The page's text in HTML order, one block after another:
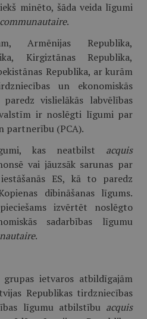
minēto, šāda veida līgumi
.
Armēnijas Republika,
Kirgiztānas Republika,
Republika, ar kurām
un ekonomiskās
vislielākās labvēlības
ir noslēgti līgumi par
partnerību (PCA).
kas neatbilst acquis
vai jāuzsāk sarunas par
ES, kā to paredz
dibināšanas līgums.
izvērtēt noslēgto
sadarbības līgumu
.
ietvaros atbildīgajām
Republikas tirdzniecības
līgumu atbilstību acquis